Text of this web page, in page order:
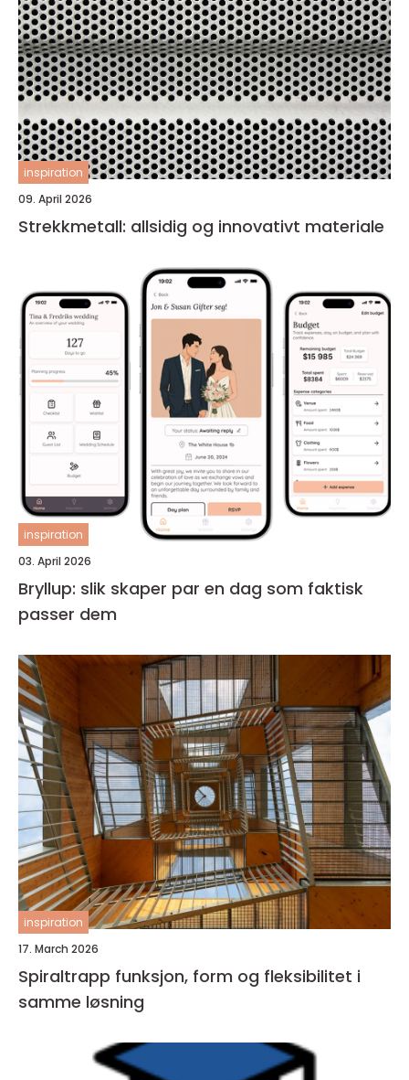
inspiration
09. April 2026
Strekkmetall: allsidig og innovativt materiale
inspiration
03. April 2026
Bryllup: slik skaper par en dag som faktisk
passer dem
inspiration
17. March 2026
Spiraltrapp funksjon, form og fleksibilitet i
samme løsning